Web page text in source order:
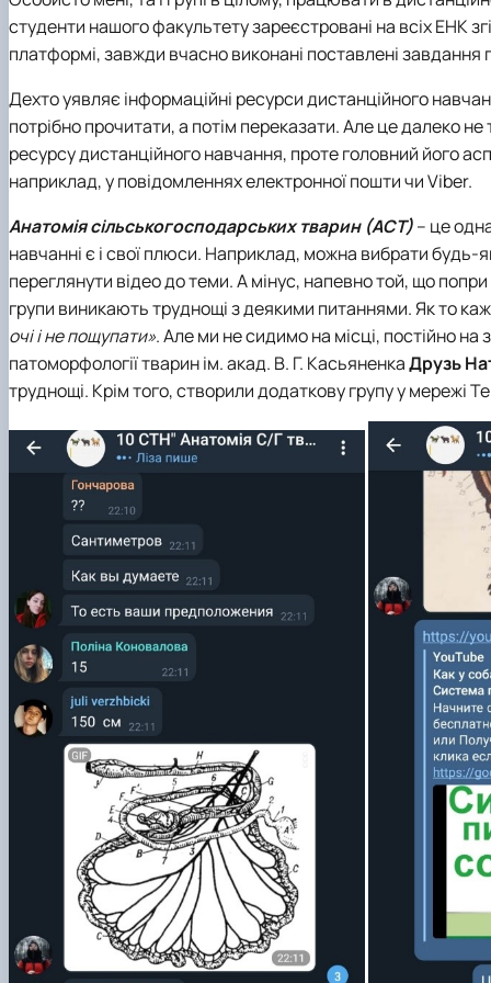
студенти нашого факультету зареєстровані на всіх ЕНК
платформі, завжди вчасно виконані поставлені
Дехто уявляє інформаційні ресурси дистанційного
потрібно прочитати, а потім переказати. Але це далеко
ресурсу дистанційного навчання, проте головний його
наприклад, у повідомленнях електронної пошти чи Viber.
Анатомія сільськогосподарських тварин (АСТ)– це
навчанні є і свої плюси. Наприклад, можна вибрати
переглянути відео до теми. А мінус, напевно той, що
групи виникають труднощі з деякими питаннями. Як то
очі і не пощупати». Але ми не сидимо на місці, постійно
патоморфології тварин ім. акад. В. Г. КасьяненкаДрузь
труднощі. Крім того, створили додаткову групу у мережі